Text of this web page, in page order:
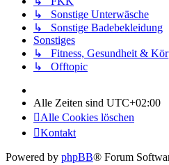
↳ Sonstige Unterwäsche
↳ Sonstige Badebekleidung
Sonstiges
↳ Fitness, Gesundheit &
↳ Offtopic
Alle Zeiten sind UTC+02:00
Alle Cookies löschen
Kontakt
Powered by phpBB® Forum